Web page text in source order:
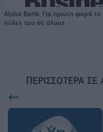
Alpha Bank: Για πρώτη φορά το
πύλες του σε όλους
ΠΕΡΙΣΣΌΤΕΡΑ